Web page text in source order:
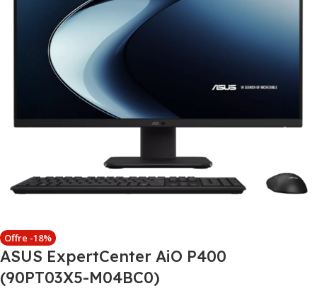
Offre -18%
ASUS ExpertCenter AiO P400
(90PT03X5-M04BC0)